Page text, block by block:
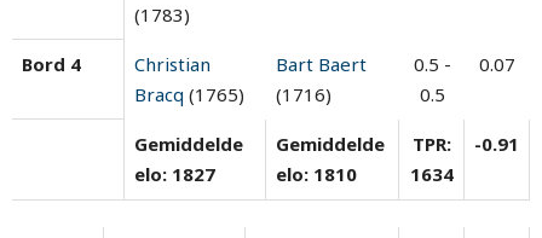
(1783)
Bord 4
Christian
Bracq (1765)
Bart Baert
(1716)
0.5 -
0.5
0.07
Gemiddelde
elo: 1827
Gemiddelde
elo: 1810
TPR:
1634
-0.91